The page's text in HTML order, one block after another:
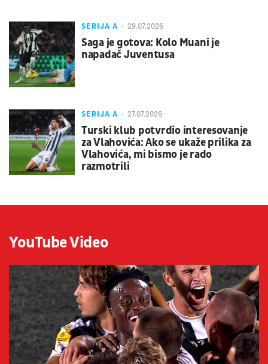
SERIJA A 29.07.2026
Saga je gotova: Kolo Muani je
napadač Juventusa
SERIJA A 27.07.2026
Turski klub potvrdio interesovanje
za Vlahovića: Ako se ukaže prilika za
Vlahovića, mi bismo je rado
razmotrili
YouTube Video